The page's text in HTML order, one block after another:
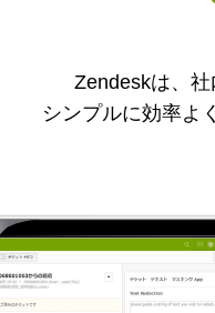
Zendeskは、
シンプルに効率よ